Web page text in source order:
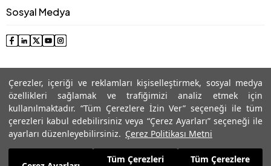
Çerezler, içeriği ve reklamları kişiselleştirmek, sosyal medya
özellikleri sağlamak ve trafiğimizi analiz etmek için
kullanılmaktadır. “Tüm Çerezlere İzin Ver” seçeneği ile tüm
çerezleri kabul edebilirsiniz veya “Çerez Ayarları” seçeneği ile
ayarları düzenleyebilirsiniz. Çerez Politikası Metni
Tüm Çerezleri Tüm Çerezlere
Sosyal Medya
© 2025 Roman® Tüm Hakları Saklıdır, İzinsiz kullanılamaz